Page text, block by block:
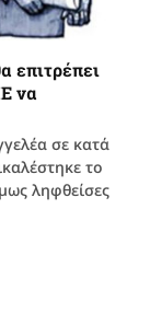
επιτρέπει
να
σε κατά
το
ληφθείσες